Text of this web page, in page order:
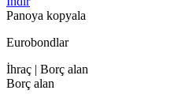
Panoya kopyala
Eurobondlar
İhraç | Borç alan
Borç alan